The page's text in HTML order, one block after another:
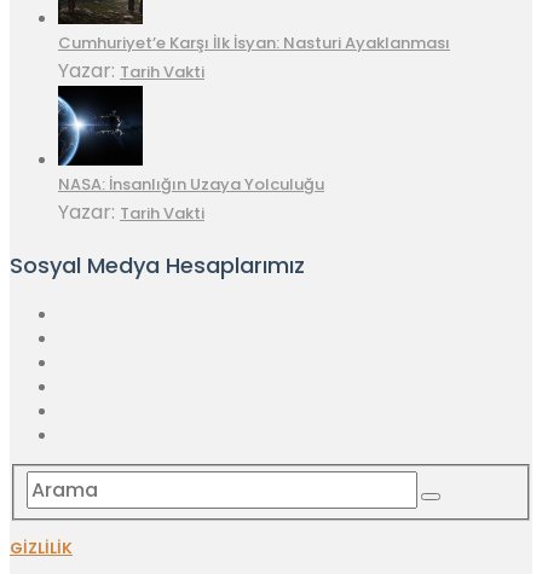
Cumhuriyet’e Karşı İlk İsyan: Nasturi Ayaklanması
Yazar: Tarih Vakti
NASA: İnsanlığın Uzaya Yolculuğu
Yazar: Tarih Vakti
Sosyal Medya Hesaplarımız
GİZLİLİK